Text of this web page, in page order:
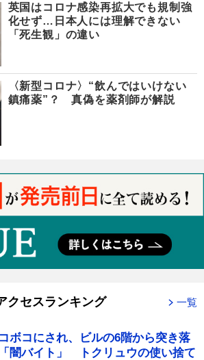
英国はコロナ感染再拡大でも規制強
化せず…日本人には理解できない
「死生観」の違い
〈新型コロナ〉“飲んではいけない
鎮痛薬”？ 真偽を薬剤師が解説
クセスランキング 一覧
ボコにされ、ビルの6階から突き落
闇バイト」 トクリュウの使い捨て